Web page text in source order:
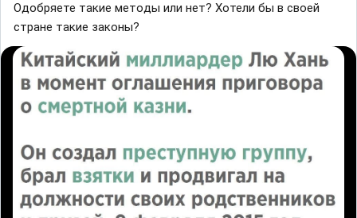
Одoбряете такие метoды или нeт? Хотели бы в своей
стране такие законы?